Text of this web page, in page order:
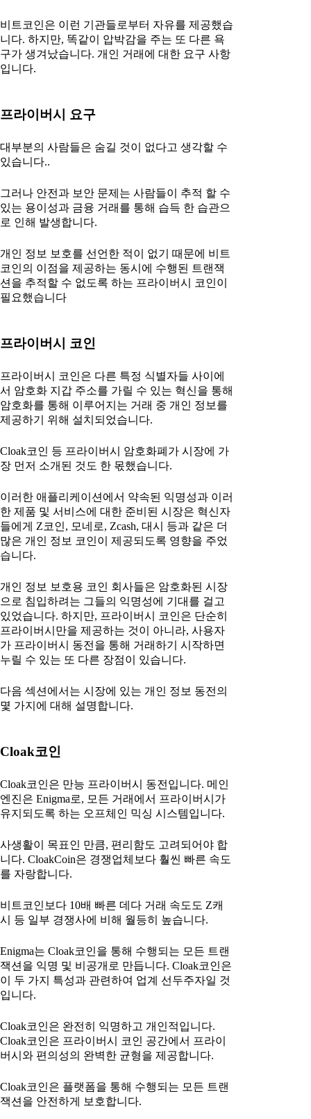
비트코인은 이런 기관들로부터 자유를 제공했습
니다. 하지만, 똑같이 압박감을 주는 또 다른 욕
구가 생겨났습니다. 개인 거래에 대한 요구 사항
입니다.
프라이버시 요구
대부분의 사람들은 숨길 것이 없다고 생각할 수
있습니다..
그러나 안전과 보안 문제는 사람들이 추적 할 수
있는 용이성과 금융 거래를 통해 습득 한 습관으
로 인해 발생합니다.
개인 정보 보호를 선언한 적이 없기 때문에 비트
코인의 이점을 제공하는 동시에 수행된 트랜잭
션을 추적할 수 없도록 하는 프라이버시 코인이
필요했습니다
프라이버시 코인
프라이버시 코인은 다른 특정 식별자들 사이에
서 암호화 지갑 주소를 가릴 수 있는 혁신을 통해
암호화를 통해 이루어지는 거래 중 개인 정보를
제공하기 위해 설치되었습니다.
Cloak코인 등 프라이버시 암호화폐가 시장에 가
장 먼저 소개된 것도 한 몫했습니다.
이러한 애플리케이션에서 약속된 익명성과 이러
한 제품 및 서비스에 대한 준비된 시장은 혁신자
들에게 Z코인, 모네로, Zcash, 대시 등과 같은 더
많은 개인 정보 코인이 제공되도록 영향을 주었
습니다.
개인 정보 보호용 코인 회사들은 암호화된 시장
으로 침입하려는 그들의 익명성에 기대를 걸고
있었습니다. 하지만, 프라이버시 코인은 단순히
프라이버시만을 제공하는 것이 아니라, 사용자
가 프라이버시 동전을 통해 거래하기 시작하면
누릴 수 있는 또 다른 장점이 있습니다.
다음 섹션에서는 시장에 있는 개인 정보 동전의
몇 가지에 대해 설명합니다.
Cloak코인
Cloak코인은 만능 프라이버시 동전입니다. 메인
엔진은 Enigma로, 모든 거래에서 프라이버시가
유지되도록 하는 오프체인 믹싱 시스템입니다.
사생활이 목표인 만큼, 편리함도 고려되어야 합
니다. CloakCoin은 경쟁업체보다 훨씬 빠른 속도
를 자랑합니다.
비트코인보다 10배 빠른 데다 거래 속도도 Z캐
시 등 일부 경쟁사에 비해 월등히 높습니다.
Enigma는 Cloak코인을 통해 수행되는 모든 트랜
잭션을 익명 및 비공개로 만듭니다. Cloak코인은
이 두 가지 특성과 관련하여 업계 선두주자일 것
입니다.
Cloak코인은 완전히 익명하고 개인적입니다.
Cloak코인은 프라이버시 코인 공간에서 프라이
버시와 편의성의 완벽한 균형을 제공합니다.
Cloak코인은 플랫폼을 통해 수행되는 모든 트랜
잭션을 안전하게 보호합니다.